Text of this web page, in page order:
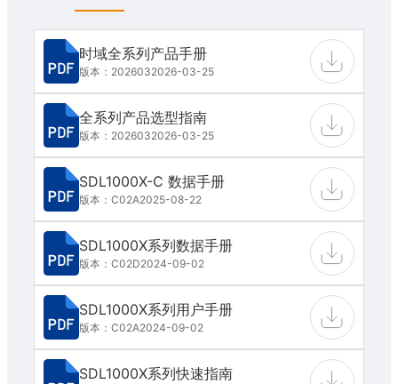
时域全系列产品手册
版本：2026032026-03-25
全系列产品选型指南
版本：2026032026-03-25
SDL1000X-C 数据手册
版本：C02A2025-08-22
SDL1000X系列数据手册
版本：C02D2024-09-02
SDL1000X系列用户手册
版本：C02A2024-09-02
SDL1000X系列快速指南